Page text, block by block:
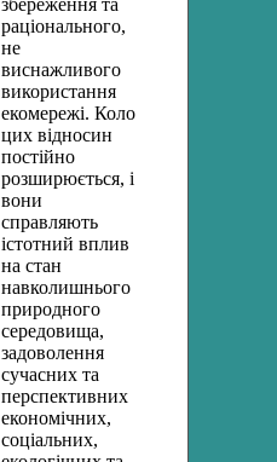
збереження та
раціонального,
не
виснажливого
використання
екомережі. Коло
цих відносин
постійно
розширюється, і
вони
справляють
істотний вплив
на стан
навколишнього
природного
середовища,
задоволення
сучасних та
перспективних
економічних,
соціальних,